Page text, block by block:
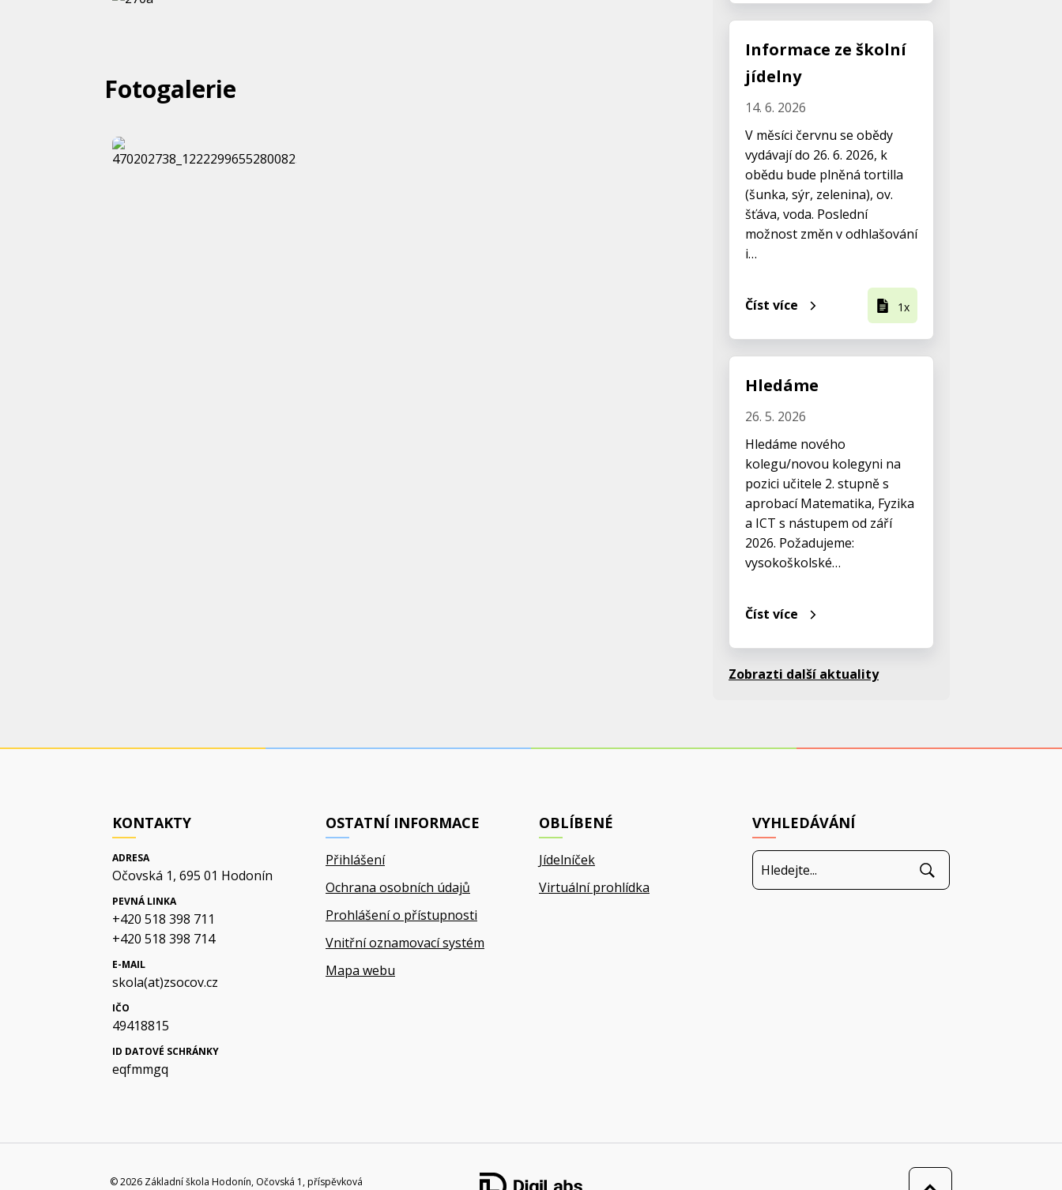
Fotogalerie
Informace ze školní
jídelny
14. 6. 2026
V měsíci červnu se obědy
vydávají do 26. 6. 2026, k
obědu bude plněná tortilla
(šunka, sýr, zelenina), ov.
šťáva, voda. Poslední
možnost změn v odhlašování
i…
Číst více 1x
Hledáme
26. 5. 2026
Hledáme nového
kolegu/novou kolegyni na
pozici učitele 2. stupně s
aprobací Matematika, Fyzika
a ICT s nástupem od září
2026. Požadujeme:
vysokoškolské…
Číst více
Zobrazti další aktuality
KONTAKTY
ADRESA
Očovská 1, 695 01 Hodonín
PEVNÁ LINKA
+420 518 398 711
+420 518 398 714
E-MAIL
skola(at)zsocov.cz
IČO
49418815
ID DATOVÉ SCHRÁNKY
eqfmmgq
OSTATNÍ INFORMACE
Přihlášení
Ochrana osobních údajů
Prohlášení o přístupnosti
Vnitřní oznamovací systém
Mapa webu
OBLÍBENÉ
Jídelníček
Virtuální prohlídka
VYHLEDÁVÁNÍ
© 2026 Základní škola Hodonín, Očovská 1, příspěvková